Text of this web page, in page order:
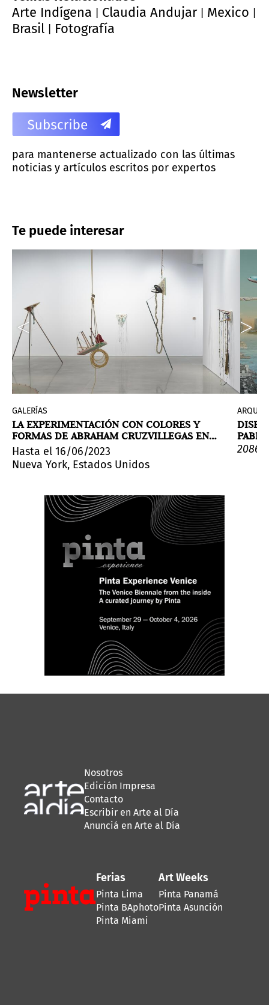
Arte Indígena
Claudia Andujar| Mexico
Brasil Fotografía
Newsletter
para mantenerse actualizado con las últimas
noticias y artículos escritos por expertos
Te puede interesar
las finanzas y la cultura de eventos.
de la Beca Editorial Artlab 2023, una nueva
GALERÍAS
LA EXPERIMENTACIÓN CON COLORES Y
FORMAS DE ABRAHAM CRUZVILLEGAS EN
KURIMANZUTTO
Hasta el 16/06/2023
Nueva York, Estados Unidos
2086:
Nosotros
Edición Impresa
Contacto
Escribir en Arte al Día
Anunciá en Arte al Día
Ferias
Pinta Lima
Pinta BAphoto
Pinta Miami
Art Weeks
Pinta Panamá
Pinta Asunción